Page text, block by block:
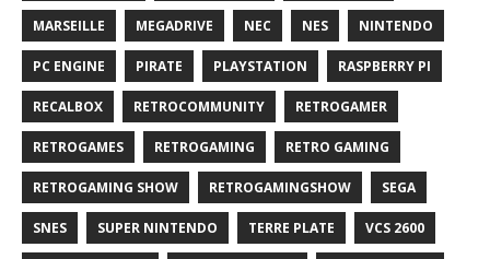
MARSEILLE MEGADRIVE NEC NES NINTENDO
PC ENGINE PIRATE PLAYSTATION RASPBERRY PI
RECALBOX RETROCOMMUNITY RETROGAMER
RETROGAMES RETROGAMING RETRO GAMING
RETROGAMING SHOW RETROGAMINGSHOW SEGA
SNES SUPER NINTENDO TERRE PLATE VCS 2600